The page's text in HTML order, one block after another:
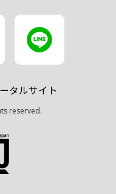
タルサイト
reserved.